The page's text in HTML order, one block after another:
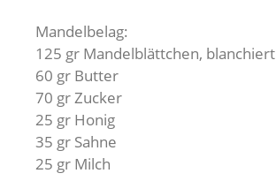
Mandelbelag:
125 gr Mandelblättchen, blanchiert
60 gr Butter
70 gr Zucker
25 gr Honig
35 gr Sahne
25 gr Milch